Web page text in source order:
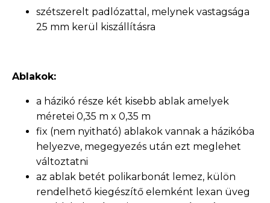
szétszerelt padlózattal, melynek vastagsága
25 mm kerül kiszállításra
Ablakok:
a házikó része két kisebb ablak amelyek
méretei 0,35 m x 0,35 m
fix (nem nyitható) ablakok vannak a házikóba
helyezve, megegyezés után ezt meglehet
változtatni
az ablak betét polikarbonát lemez, külön
rendelhető kiegészítő elemként lexan üveg